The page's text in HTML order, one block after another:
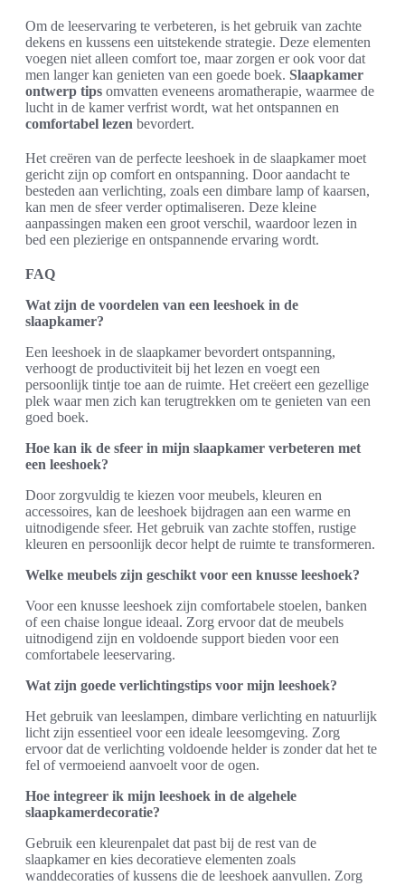
Om de leeservaring te verbeteren, is het gebruik van zachte
dekens en kussens een uitstekende strategie. Deze elementen
voegen niet alleen comfort toe, maar zorgen er ook voor dat
men langer kan genieten van een goede boek. Slaapkamer
ontwerp tips omvatten eveneens aromatherapie, waarmee de
lucht in de kamer verfrist wordt, wat het ontspannen en
comfortabel lezen bevordert.
Het creëren van de perfecte leeshoek in de slaapkamer moet
gericht zijn op comfort en ontspanning. Door aandacht te
besteden aan verlichting, zoals een dimbare lamp of kaarsen,
kan men de sfeer verder optimaliseren. Deze kleine
aanpassingen maken een groot verschil, waardoor lezen in
bed een plezierige en ontspannende ervaring wordt.
FAQ
Wat zijn de voordelen van een leeshoek in de
slaapkamer?
Een leeshoek in de slaapkamer bevordert ontspanning,
verhoogt de productiviteit bij het lezen en voegt een
persoonlijk tintje toe aan de ruimte. Het creëert een gezellige
plek waar men zich kan terugtrekken om te genieten van een
goed boek.
Hoe kan ik de sfeer in mijn slaapkamer verbeteren met
een leeshoek?
Door zorgvuldig te kiezen voor meubels, kleuren en
accessoires, kan de leeshoek bijdragen aan een warme en
uitnodigende sfeer. Het gebruik van zachte stoffen, rustige
kleuren en persoonlijk decor helpt de ruimte te transformeren.
Welke meubels zijn geschikt voor een knusse leeshoek?
Voor een knusse leeshoek zijn comfortabele stoelen, banken
of een chaise longue ideaal. Zorg ervoor dat de meubels
uitnodigend zijn en voldoende support bieden voor een
comfortabele leeservaring.
Wat zijn goede verlichtingstips voor mijn leeshoek?
Het gebruik van leeslampen, dimbare verlichting en natuurlijk
licht zijn essentieel voor een ideale leesomgeving. Zorg
ervoor dat de verlichting voldoende helder is zonder dat het te
fel of vermoeiend aanvoelt voor de ogen.
Hoe integreer ik mijn leeshoek in de algehele
slaapkamerdecoratie?
Gebruik een kleurenpalet dat past bij de rest van de
slaapkamer en kies decoratieve elementen zoals
wanddecoraties of kussens die de leeshoek aanvullen. Zorg